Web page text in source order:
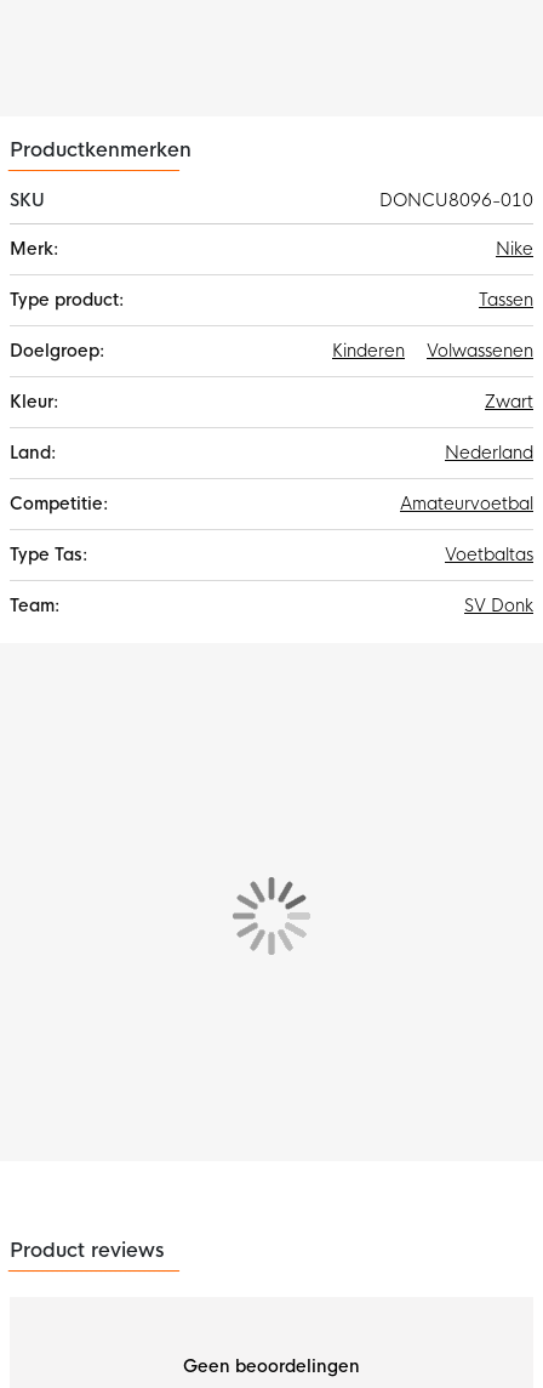
Productkenmerken
SKU
DONCU8096-010
informatie
Nike
Tassen
Volwassenen
Kinderen
Zwart
Nederland
Amateurvoetbal
Voetbaltas
SV Donk
Product reviews
Geen beoordelingen